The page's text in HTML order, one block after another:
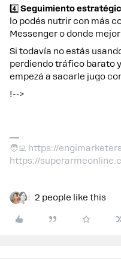
4️⃣ Seguimiento
lo podés nutrir con más
Messenger o donde
Si todavía no estás
perdiendo tráfico barato
empezá a sacarle jugo
!-->
🧑‍💻 https://
https://
2 people like this